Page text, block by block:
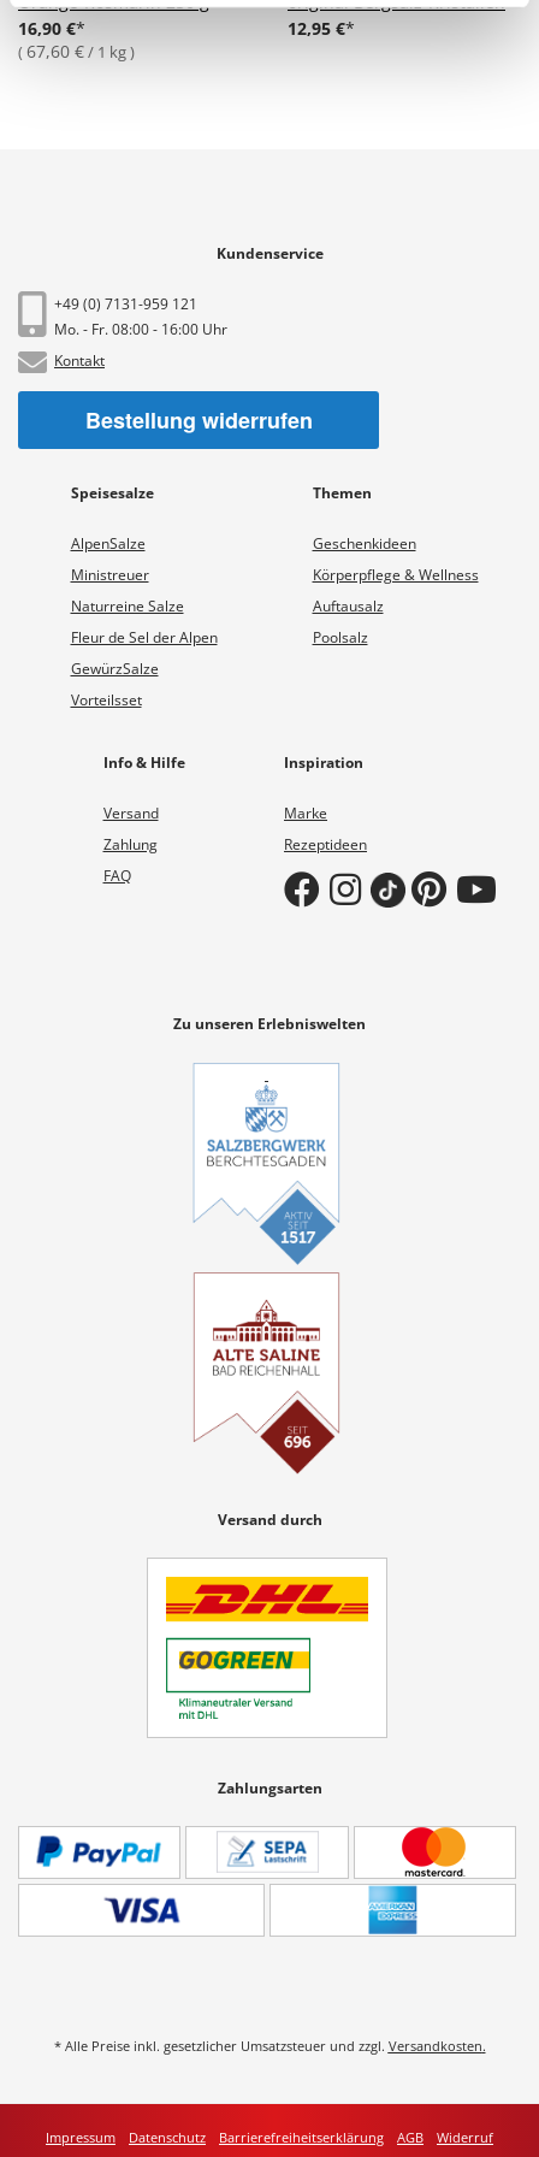
16,90 €
67,60 €/ 1 kg
12,95 €
Kundenservice
+49 (0) 7131-959 121
Mo. - Fr. 08:00 - 16:00 Uhr
Kontakt
Bestellung widerrufen
Speisesalze
AlpenSalze
Ministreuer
Naturreine Salze
Fleur de Sel der Alpen
GewürzSalze
Vorteilsset
Themen
Geschenkideen
Körperpflege & Wellness
Auftausalz
Poolsalz
Info & Hilfe
Versand
Zahlung
FAQ
Inspiration
Marke
Rezeptideen
Zu unseren Erlebniswelten
Versand durch
Zahlungsarten
* Alle Preise inkl. gesetzlicher Umsatzsteuer und zzgl. Versandkosten.
Impressum Datenschutz Barrierefreiheitserklärung AGB Widerruf